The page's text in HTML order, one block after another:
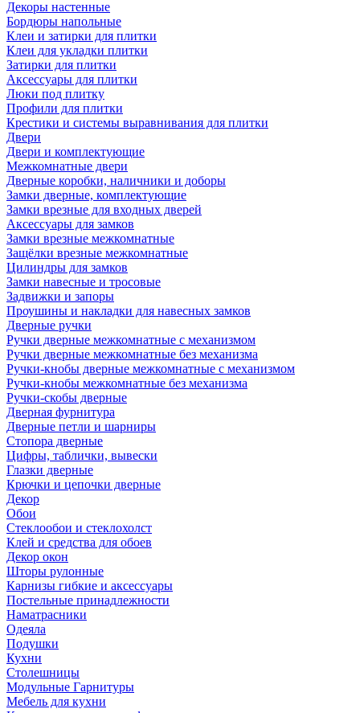
Декоры настенные
Бордюры напольные
Клеи и затирки для плитки
Клеи для укладки плитки
Затирки для плитки
Аксессуары для плитки
Люки под плитку
Профили для плитки
Крестики и системы выравнивания для плитки
Двери
Двери и комплектующие
Межкомнатные двери
Дверные коробки, наличники и доборы
Замки дверные, комплектующие
Замки врезные для входных дверей
Аксессуары для замков
Замки врезные межкомнатные
Защёлки врезные межкомнатные
Цилиндры для замков
Замки навесные и тросовые
Задвижки и запоры
Проушины и накладки для навесных замков
Дверные ручки
Ручки дверные межкомнатные с механизмом
Ручки дверные межкомнатные без механизма
Ручки-кнобы дверные межкомнатные с механизмом
Ручки-кнобы межкомнатные без механизма
Ручки-скобы дверные
Дверная фурнитура
Дверные петли и шарниры
Стопора дверные
Цифры, таблички, вывески
Глазки дверные
Крючки и цепочки дверные
Декор
Обои
Стеклообои и стеклохолст
Клей и средства для обоев
Декор окон
Шторы рулонные
Карнизы гибкие и аксессуары
Постельные принадлежности
Наматрасники
Одеяла
Подушки
Кухни
Столешницы
Модульные Гарнитуры
Мебель для кухни